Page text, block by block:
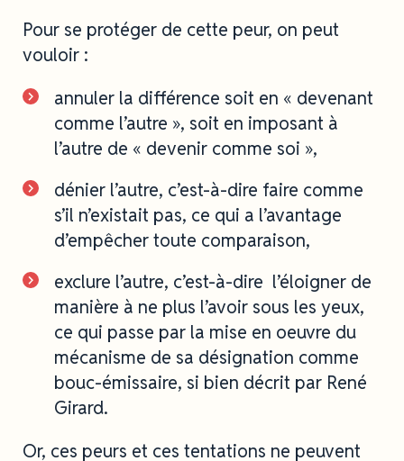
Pour se protéger de cette peur, on peut
vouloir :
annuler la différence soit en « devenant
comme l’autre », soit en imposant à
l’autre de « devenir comme soi »,
dénier l’autre, c’est-à-dire faire comme
s’il n’existait pas, ce qui a l’avantage
d’empêcher toute comparaison,
exclure l’autre, c’est-à-dire l’éloigner de
manière à ne plus l’avoir sous les yeux,
ce qui passe par la mise en oeuvre du
mécanisme de sa désignation comme
bouc-émissaire, si bien décrit par René
Girard.
Or, ces peurs et ces tentations ne peuvent